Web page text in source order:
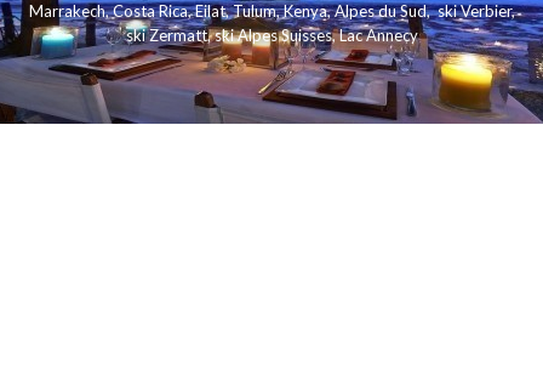
Marrakech,Costa Rica,Eilat,Tulum,Kenya,Alpes du Sud,ski Verbier,
ski Zermatt,ski Alpes Suisses,Lac Annecy